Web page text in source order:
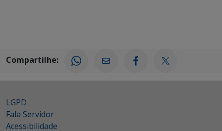
Compartilhe:
LGPD
Fala Servidor
Acessibilidade